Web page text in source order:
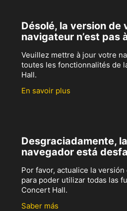
Désolé, la version de
navigateur n’est pas
Veuillez mettre à jour votre
toutes les fonctionnalités de
Hall.
En savoir plus
Desgraciadamente,
navegador está
Por favor, actualice la
para poder utilizar todas las
Concert Hall.
Saber más